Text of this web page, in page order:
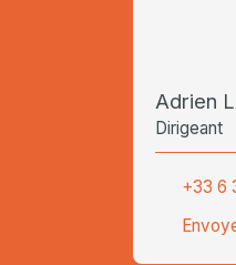
Adrien
Dirigeant
+33 6